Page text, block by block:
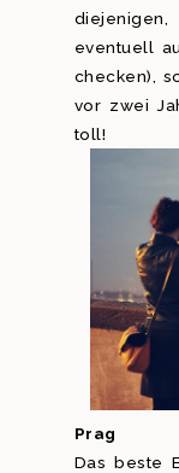
eventuell
checken),
vor zwei
toll!
Prag
Das beste